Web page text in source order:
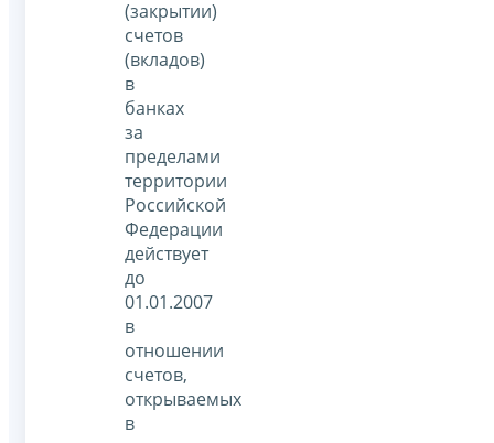
(закрытии)
счетов
(вкладов)
в
банках
за
пределами
территории
Российской
Федерации
действует
до
01.01.2007
в
отношении
счетов,
открываемых
в